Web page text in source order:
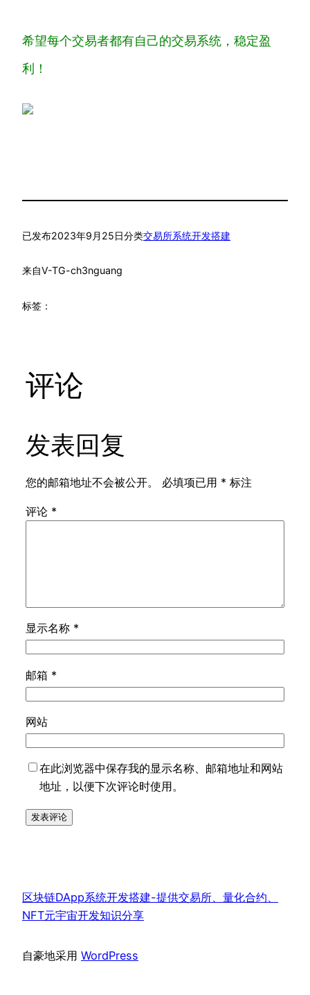
希望每个交易者都有自己的交易系统，稳定盈
利！
已发布2023年9月25日分类交易所系统开发搭建
来自V-TG-ch3nguang
标签：
评论
发表回复
您的邮箱地址不会被公开。 必填项已用 * 标注
评论 *
显示名称 *
邮箱 *
网站
在此浏览器中保存我的显示名称、邮箱地址和网站
地址，以便下次评论时使用。
区块链DApp系统开发搭建-提供交易所、量化合约、
NFT元宇宙开发知识分享
自豪地采用 WordPress